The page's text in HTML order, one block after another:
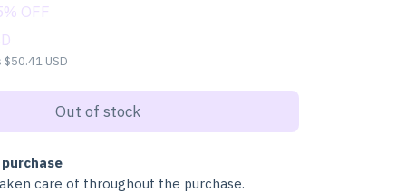
% OFF
$50.41 USD
care of throughout the purchase.